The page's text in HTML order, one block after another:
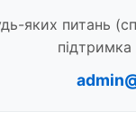
яких питань